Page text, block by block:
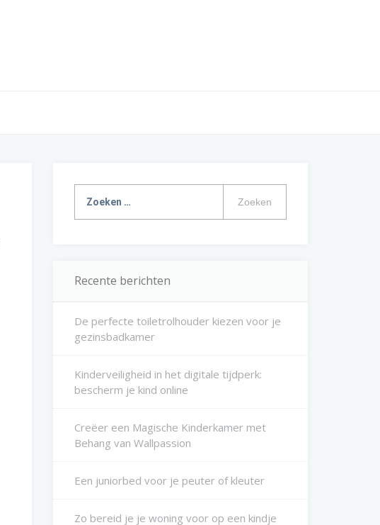
naar:
Recente berichten
De perfecte toiletrolhouder kiezen voor je
gezinsbadkamer
Kinderveiligheid in het digitale tijdperk:
bescherm je kind online
Creëer een Magische Kinderkamer met
Behang van Wallpassion
Een juniorbed voor je peuter of kleuter
Zo bereid je je woning voor op een kindje